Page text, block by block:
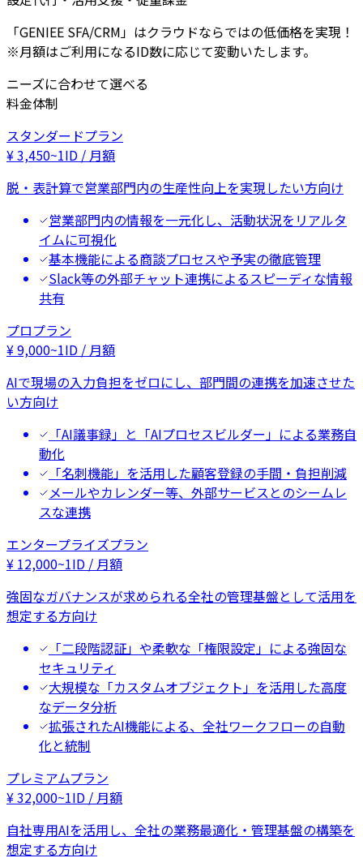
「GENIEE SFA/CRM」はクラウドならではの低価格を実現！
※月額はご利用になるID数に応じて変動いたします。
ニーズに合わせて選べる
料金体制
スタンダードプラン
¥3,450~1ID / 月額
脱・表計算で営業部門内の生産性向上を実現したい方向け
営業部門内の情報を一元化し、活動状況をリアルタ
イムに可視化
基本機能による商談プロセスや予実の徹底管理
Slack等の外部チャット連携によるスピーディな情報
共有
プロプラン
¥9,000~1ID / 月額
AIで現場の入力負担をゼロにし、部門間の連携を加速させた
い方向け
「AI議事録」と「AIプロセスビルダー」による業務自
動化
「名刺機能」を活用した顧客登録の手間・負担削減
メールやカレンダー等、外部サービスとのシームレ
スな連携
エンタープライズプラン
¥ 12,000~1ID / 月額
強固なガバナンスが求められる全社の管理基盤として活用を
想定する方向け
「二段階認証」や柔軟な「権限設定」による強固な
セキュリティ
大規模な「カスタムオブジェクト」を活用した高度
なデータ分析
拡張されたAI機能による、全社ワークフローの自動
化と統制
プレミアムプラン
¥32,000~1ID / 月額
自社専用AIを活用し、全社の業務最適化・管理基盤の構築を
想定する方向け